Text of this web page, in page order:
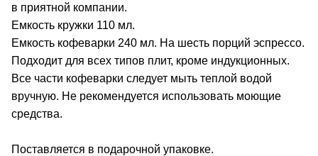
в приятной компании.
Емкость кружки 110 мл.
Емкость кофеварки 240 мл. На шесть порций эспрессо.
Подходит для всех типов плит, кроме индукционных.
Все части кофеварки следует мыть теплой водой
вручную. Не рекомендуется использовать моющие
средства.
Поставляется в подарочной упаковке.